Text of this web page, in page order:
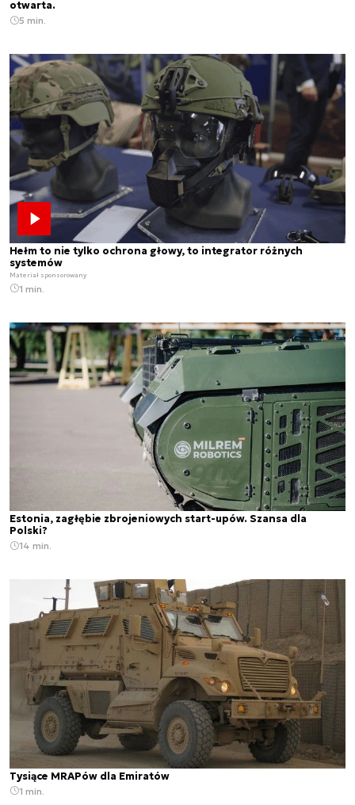
otwarta.
5 min.
Hełm to nie tylko ochrona głowy, to integrator różnych
systemów
Materiał sponsorowany
1 min.
Estonia, zagłębie zbrojeniowych start-upów. Szansa dla
Polski?
14 min.
Tysiące MRAPów dla Emiratów
1 min.